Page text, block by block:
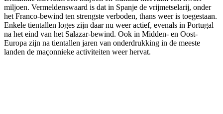
miljoen. Vermeldenswaard is dat in Spanje de vrijmetselarij, onder
het Franco-bewind ten strengste verboden, thans weer is toegestaan.
Enkele tientallen loges zijn daar nu weer actief, evenals in Portugal
na het eind van het Salazar-bewind. Ook in Midden- en Oost-
Europa zijn na tientallen jaren van onderdrukking in de meeste
landen de maçonnieke activiteiten weer hervat.